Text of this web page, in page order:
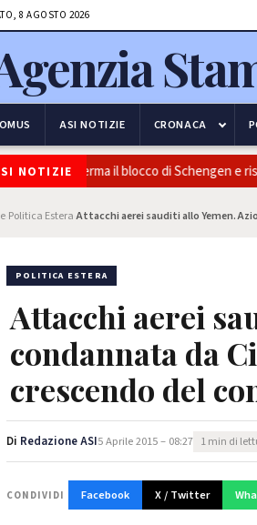
8 AGOSTO 2026
ASI NOTIZIE CRONACA
NOTIZIE
conferma il blocco di Schengen e
Politica Estera ›Attacchi aerei sauditi allo Yemen.
POLITICA ESTERA
Attacchi aerei
condannata da
crescendo del
Di Redazione ASI5 Aprile 2015 – 08:27 1 min di
CONDIVIDI Facebook X / Twitter